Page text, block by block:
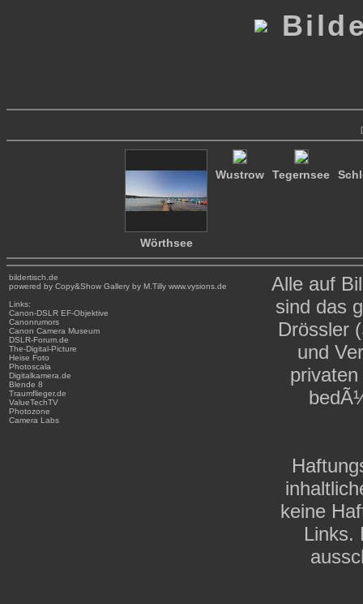
Wörthsee
Wustrow Tegernsee
bildertisch.de
powered by Copy&Show Gallery by M.Tilly www.vysions.de
Links:
Canon-DSLR EF-Objektive
Canonrumors
Canon Camera Museum
DSLR-Forum.de
The-Digital-Picture
Heise Foto
Photoscala
Digitalkamera.de
Blende 8
Traumflieger.de
ValueTechTV
Photozone
Camera Labs
Alle auf
sind das
Drössler
und
keine
Links.